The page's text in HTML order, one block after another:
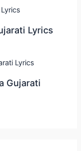
Lyrics
Gujarati